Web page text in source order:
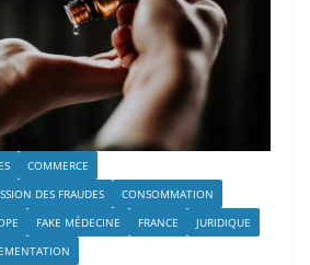
COMMERCE
DES FRAUDES
CONSOMMATION
FAKE MÉDECINE FRANCE
JURIDIQUE